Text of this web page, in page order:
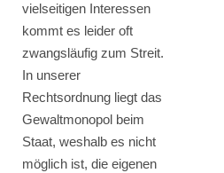
vielseitigen Interessen
kommt es leider oft
zwangsläufig zum Streit.
In unserer
Rechtsordnung liegt das
Gewaltmonopol beim
Staat, weshalb es nicht
möglich ist, die eigenen